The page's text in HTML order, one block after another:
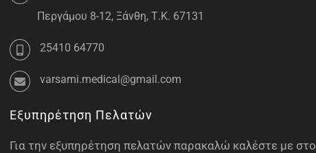
Περγάμου 8-12, Ξάνθη, Τ.Κ. 67131
25410 64770
varsami.medical@gmail.com
Εξυπηρέτηση Πελατών
Για την εξυπηρέτηση πελατών παρακαλώ καλέστε με στο